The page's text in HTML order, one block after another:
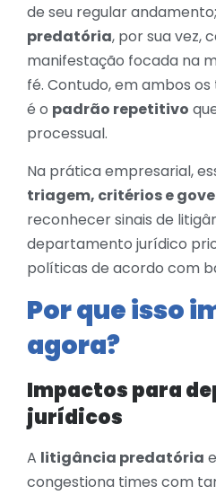
de seu regular andamento;
predatória, por sua vez,
manifestação focada na
fé. Contudo, em ambos
é o padrão repetitivo
processual.
Na prática empresarial,
triagem, critérios e
reconhecer sinais de
departamento jurídico
políticas de acordo com
Por que isso
agora?
Impactos para
jurídicos
A litigância predatória
congestiona times com